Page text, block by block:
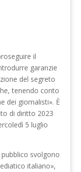
il
garanzie
del segreto
tenendo conto
dei giornalisti». È
di diritto 2023
5 luglio
svolgono
italiano»,